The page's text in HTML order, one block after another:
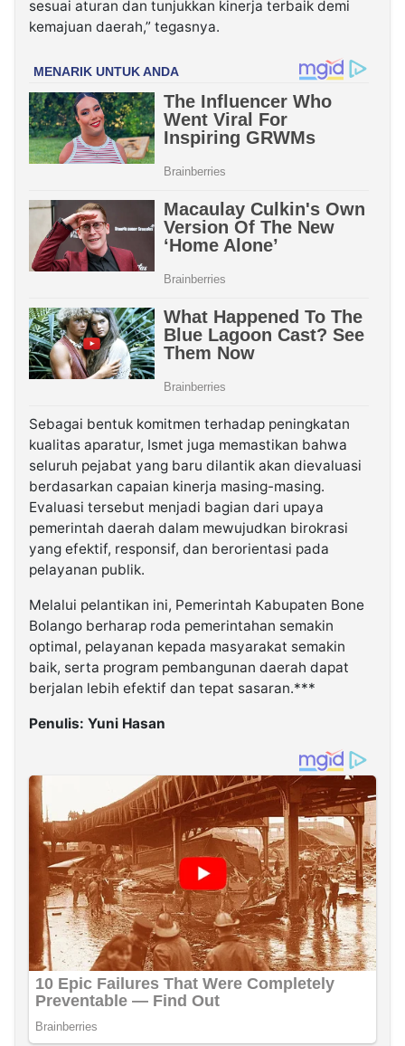
sesuai aturan dan tunjukkan kinerja terbaik demi
kemajuan daerah,” tegasnya.
Sebagai bentuk komitmen terhadap peningkatan
kualitas aparatur, Ismet juga memastikan bahwa
seluruh pejabat yang baru dilantik akan dievaluasi
berdasarkan capaian kinerja masing-masing.
Evaluasi tersebut menjadi bagian dari upaya
pemerintah daerah dalam mewujudkan birokrasi
yang efektif, responsif, dan berorientasi pada
pelayanan publik.
Melalui pelantikan ini, Pemerintah Kabupaten Bone
Bolango berharap roda pemerintahan semakin
optimal, pelayanan kepada masyarakat semakin
baik, serta program pembangunan daerah dapat
berjalan lebih efektif dan tepat sasaran.***
Penulis: Yuni Hasan